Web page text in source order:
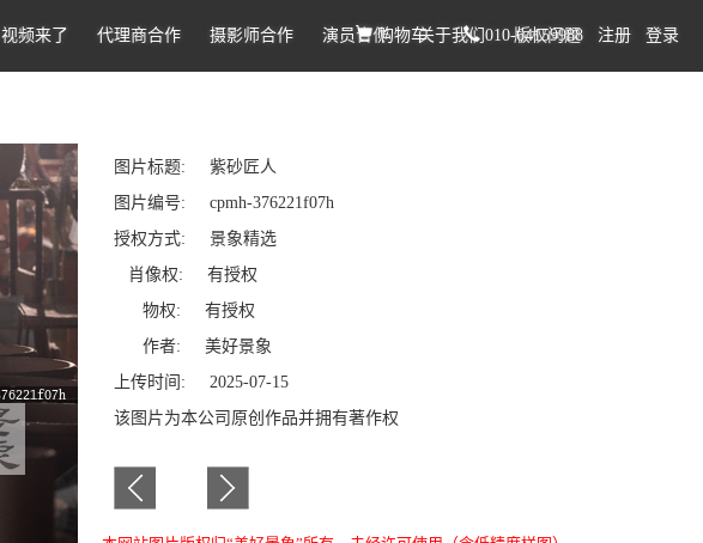
视频来了 代理商合作 摄影师合作 演员合作 关于我们 版权问题
购物车 010-64159988 注册 登录
图片标题: 紫砂匠人
图片编号: cpmh-376221f07h
授权方式: 景象精选
肖像权: 有授权
物权: 有授权
作者: 美好景象
上传时间: 2025-07-15
该图片为本公司原创作品并拥有著作权